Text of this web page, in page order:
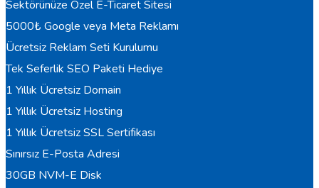
Sektörünüze Özel E-Ticaret Sitesi
5000₺ Google veya Meta Reklamı
Ücretsiz Reklam Seti Kurulumu
Tek Seferlik SEO Paketi Hediye
1 Yıllık Ücretsiz Domain
1 Yıllık Ücretsiz Hosting
1 Yıllık Ücretsiz SSL Sertifikası
Sınırsız E-Posta Adresi
30GB NVM-E Disk